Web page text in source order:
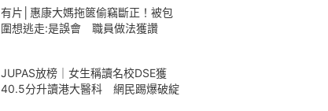
有片│惠康大媽拖篋偷竊斷正！被包
圍想逃走:是誤會 職員做法獲讚
JUPAS放榜｜女生稱讀名校DSE獲
40.5分升讀港大醫科 網民踢爆破綻